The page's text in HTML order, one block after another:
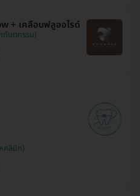
+ เคลือบฟลูออไรด์
ทันตกรรม)
คลินิก)